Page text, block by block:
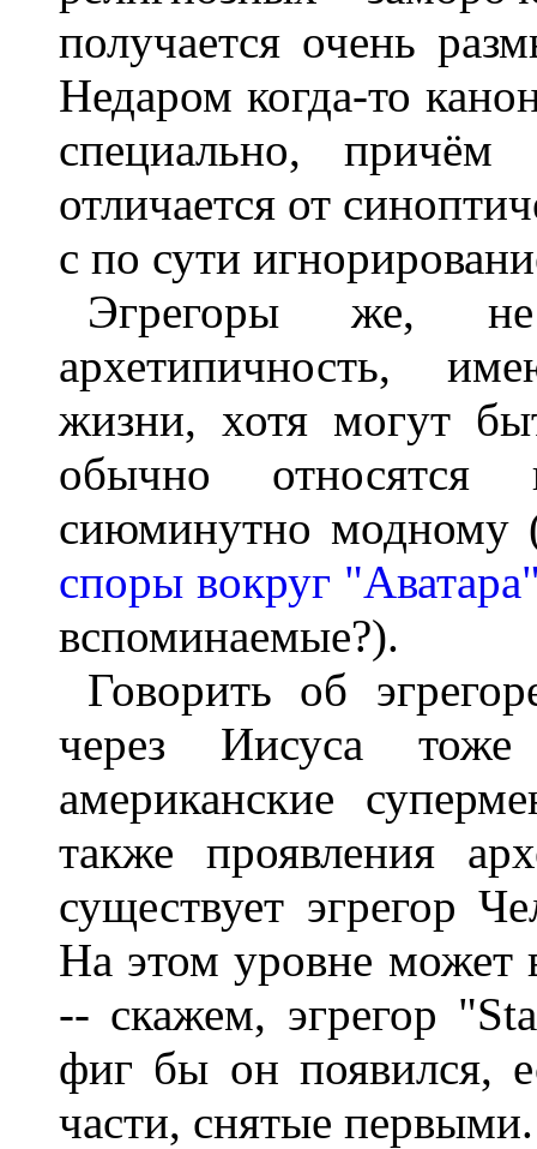
получается очень
Недаром когда-то
специально, причём
отличается от
с по сути
Эгрегоры же,
архетипичность,
жизни, хотя могут
обычно
сиюминутно модному
споры вокруг
вспоминаемые?).
Говорить об
через Иисуса
американские
также проявления
существует эгрегор
На этом уровне может
-- скажем, эгрегор
фиг бы он появился,
части, снятые